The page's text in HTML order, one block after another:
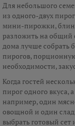
Для небольшого
из одного-двух
мини-пирожки,
разложить на общий
дома лучше собрать
пирогов,
необходимости,
Когда гостей
пирог одного вкуса,
например, один
овощной и один
выбрать готовый